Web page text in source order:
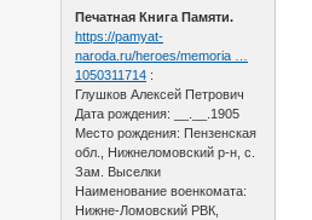
Печатная Книга Памяти.
https://pamyat-
naroda.ru/heroes/memoria …
1050311714 :
Глушков Алексей Петрович
Дата рождения: __.__.1905
Место рождения: Пензенская
обл., Нижнеломовский р-н, с.
Зам. Выселки
Наименование военкомата:
Нижне-Ломовский РВК,